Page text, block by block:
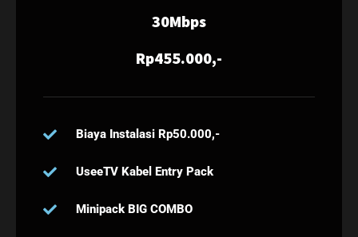
30Mbps
Rp455.000,-
Biaya Instalasi Rp50.000,-
UseeTV Kabel Entry Pack
Minipack BIG COMBO